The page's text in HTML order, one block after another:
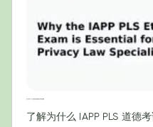
了解为什么 IAPP PLS 道德